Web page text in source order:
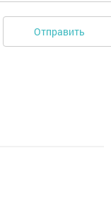
Отправить